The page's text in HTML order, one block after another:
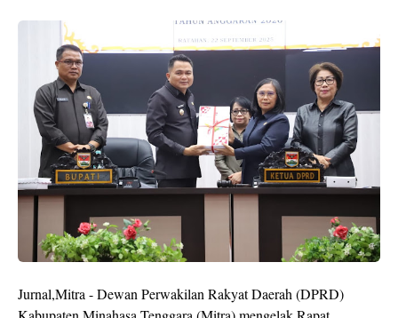
Jurnal,Mitra - Dewan Perwakilan Rakyat Daerah (DPRD)